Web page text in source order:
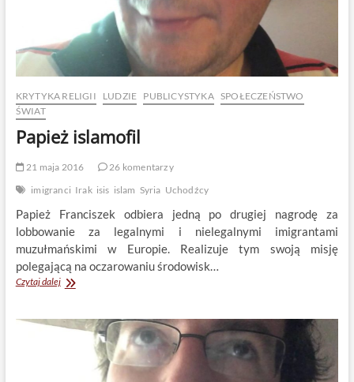
KRYTYKA RELIGII LUDZIE PUBLICYSTYKA SPOŁECZEŃSTWO
ŚWIAT
Papież islamofil
21 maja 2016
26 komentarzy
imigranci Irak isis islam Syria Uchodźcy
Papież Franciszek odbiera jedną po drugiej nagrodę za
lobbowanie za legalnymi i nielegalnymi imigrantami
muzułmańskimi w Europie. Realizuje tym swoją misję
polegającą na oczarowaniu środowisk…
Czytaj dalejPapież